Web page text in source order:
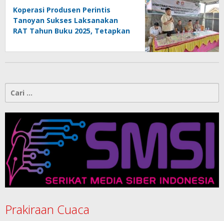
Koperasi Produsen Perintis
Tanoyan Sukses Laksanakan
RAT Tahun Buku 2025, Tetapkan
Keputusan Anggota
Cari
Prakiraan Cuaca